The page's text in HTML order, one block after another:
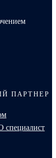
ПАРТНЕР
специалист